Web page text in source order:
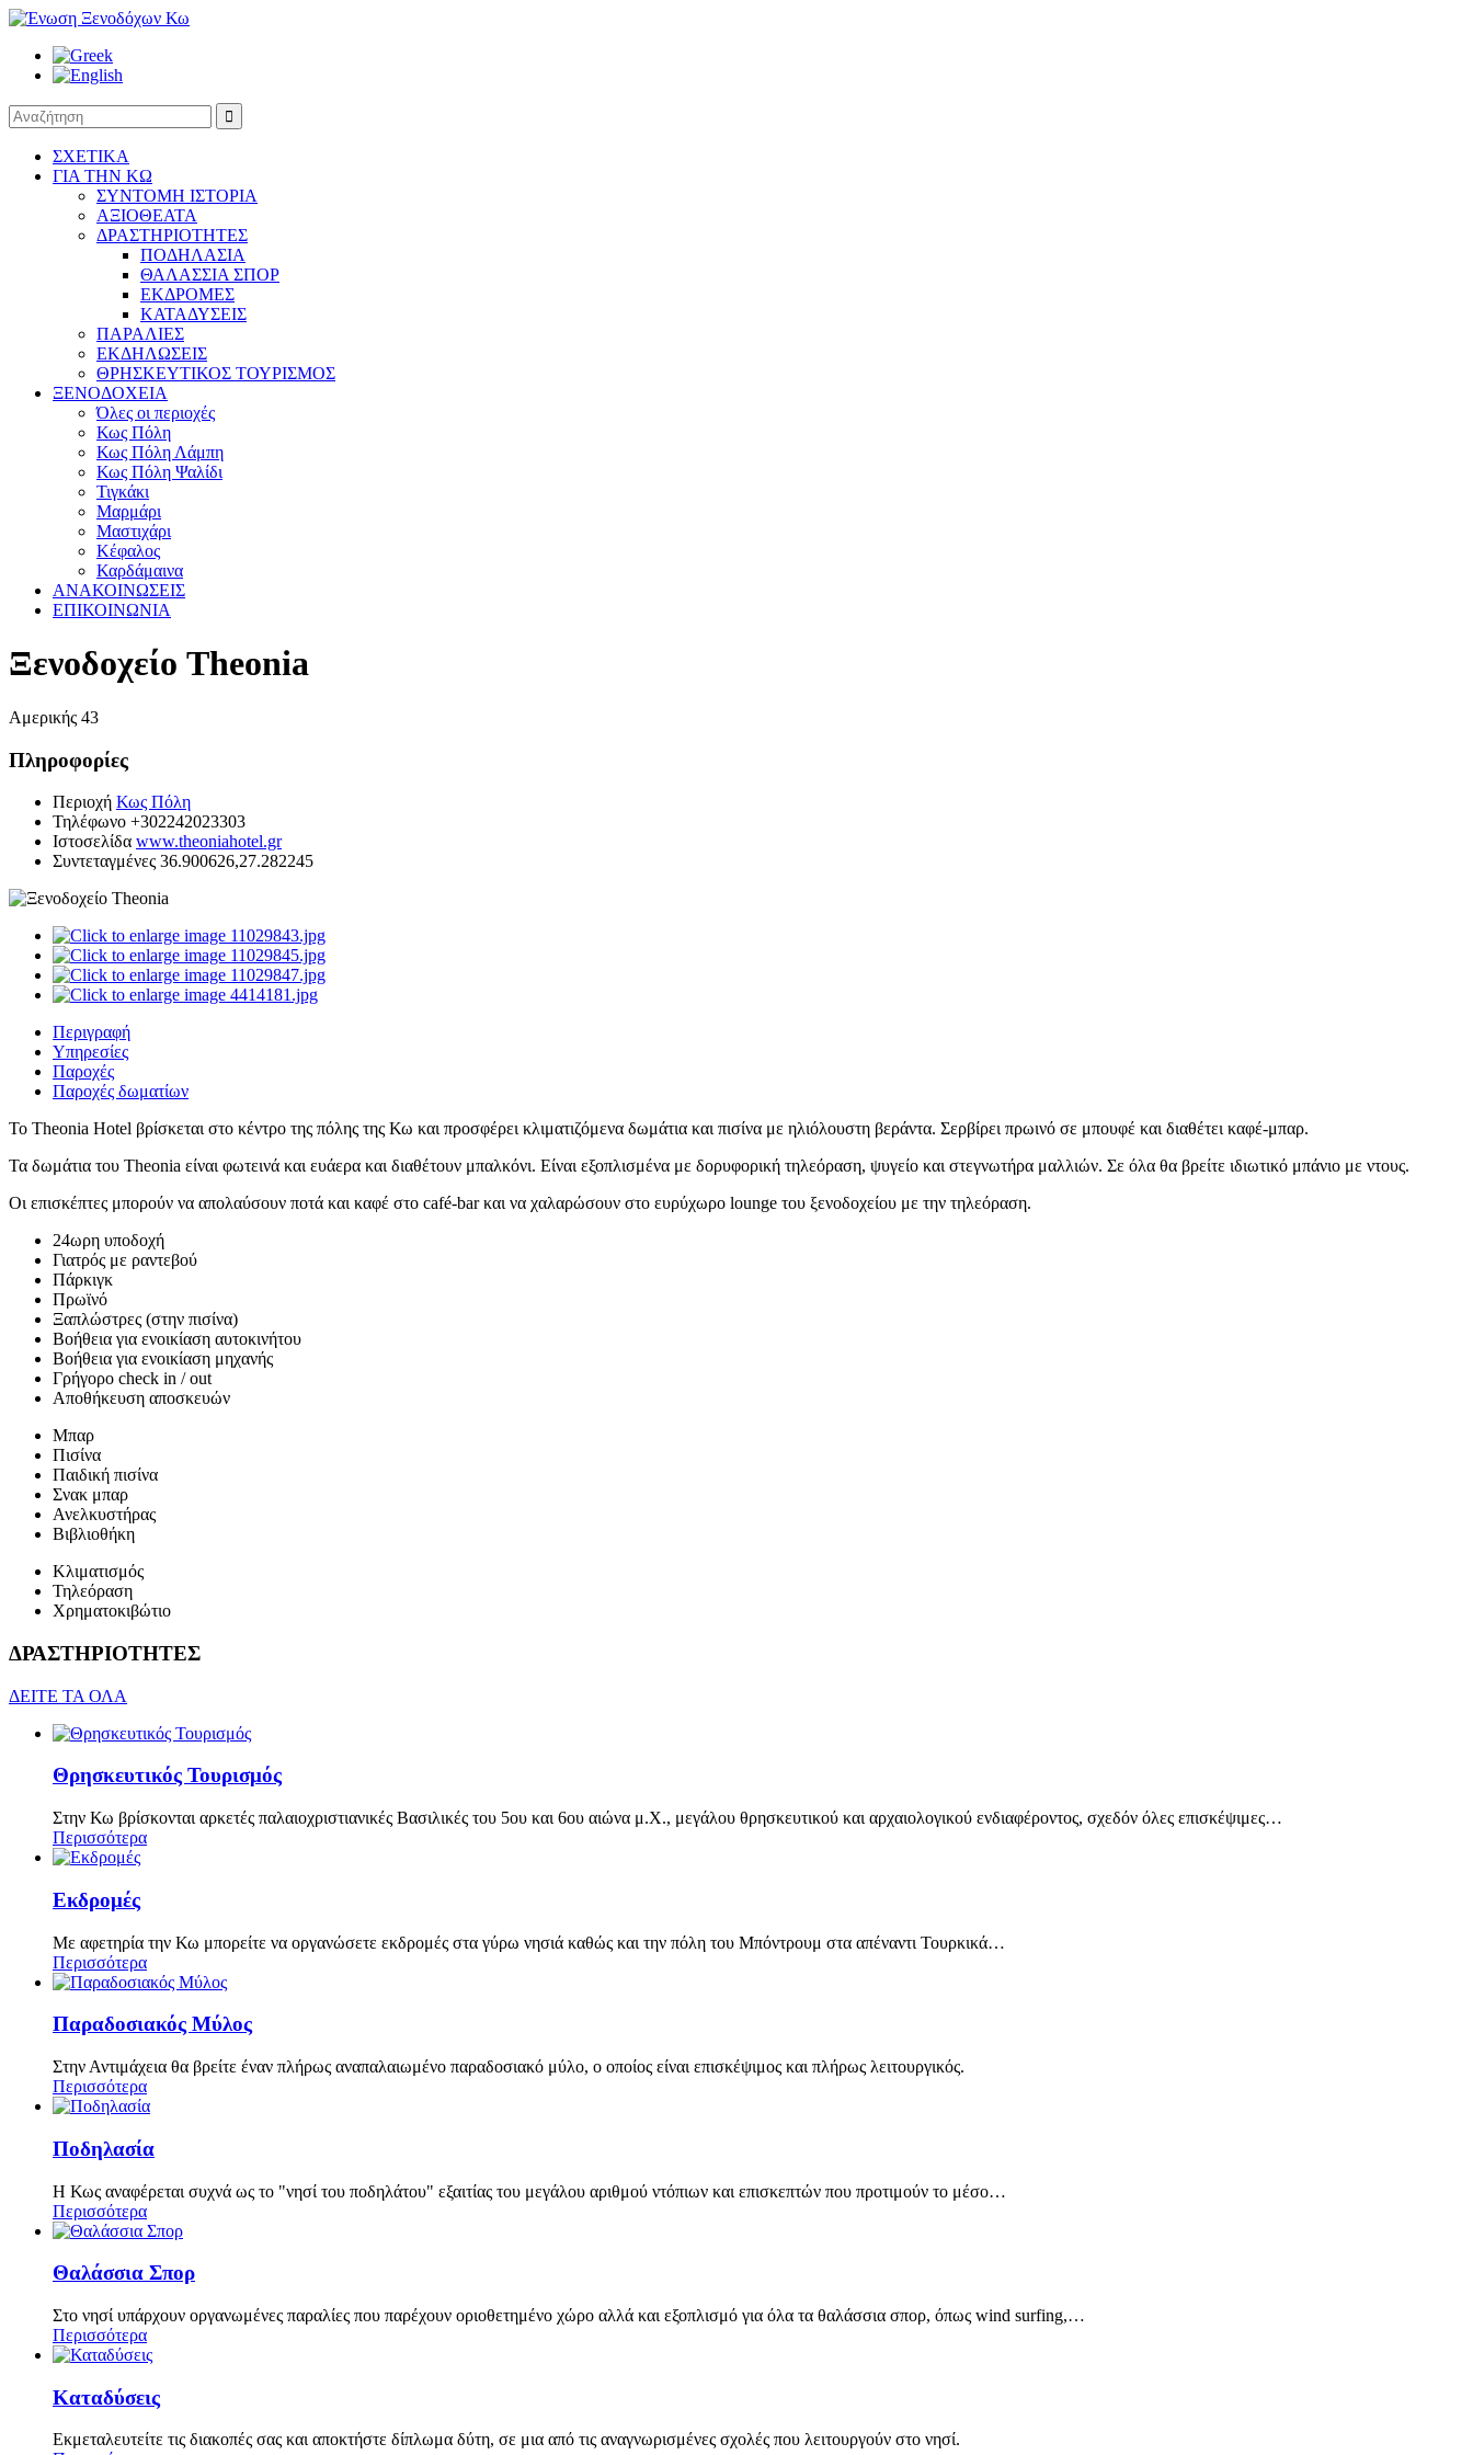

ΣΧΕΤΙΚΑ
ΓΙΑ ΤΗΝ ΚΩ
ΣΥΝΤΟΜΗ ΙΣΤΟΡΙΑ
ΑΞΙΟΘΕΑΤΑ
ΔΡΑΣΤΗΡΙΟΤΗΤΕΣ
ΠΟΔΗΛΑΣΙΑ
ΘΑΛΑΣΣΙΑ ΣΠΟΡ
ΕΚΔΡΟΜΕΣ
ΚΑΤΑΔΥΣΕΙΣ
ΠΑΡΑΛΙΕΣ
ΕΚΔΗΛΩΣΕΙΣ
ΘΡΗΣΚΕΥΤΙΚΟΣ ΤΟΥΡΙΣΜΟΣ
ΞΕΝΟΔΟΧΕΙΑ
Όλες οι περιοχές
Κως Πόλη
Κως Πόλη Λάμπη
Κως Πόλη Ψαλίδι
Τιγκάκι
Μαρμάρι
Μαστιχάρι
Κέφαλος
Καρδάμαινα
ΑΝΑΚΟΙΝΩΣΕΙΣ
ΕΠΙΚΟΙΝΩΝΙΑ
Ξενοδοχείο Theonia
Αμερικής 43
Πληροφορίες
Περιοχή Κως Πόλη
Τηλέφωνο +302242023303
Ιστοσελίδα www.theoniahotel.gr
Συντεταγμένες 36.900626,27.282245
Περιγραφή
Υπηρεσίες
Παροχές
Παροχές δωματίων
Το Theonia Hotel βρίσκεται στο κέντρο της πόλης της Κω και προσφέρει κλιματιζόμενα δωμάτια και πισίνα με ηλιόλουστη βεράντα. Σερβίρει πρωινό σε μπουφέ και διαθέτει καφέ-μπαρ.
Τα δωμάτια του Theonia είναι φωτεινά και ευάερα και διαθέτουν μπαλκόνι. Είναι εξοπλισμένα με δορυφορική τηλεόραση, ψυγείο και στεγνωτήρα μαλλιών. Σε όλα θα βρείτε ιδιωτικό μπάνιο με ντους.
Οι επισκέπτες μπορούν να απολαύσουν ποτά και καφέ στο café-bar και να χαλαρώσουν στο ευρύχωρο lounge του ξενοδοχείου με την τηλεόραση.
24ωρη υποδοχή
Γιατρός με ραντεβού
Πάρκιγκ
Πρωϊνό
Ξαπλώστρες (στην πισίνα)
Βοήθεια για ενοικίαση αυτοκινήτου
Βοήθεια για ενοικίαση μηχανής
Γρήγορο check in / out
Αποθήκευση αποσκευών
Μπαρ
Πισίνα
Παιδική πισίνα
Σνακ μπαρ
Ανελκυστήρας
Βιβλιοθήκη
Κλιματισμός
Τηλεόραση
Χρηματοκιβώτιο
ΔΡΑΣΤΗΡΙΟΤΗΤΕΣ
ΔΕΙΤΕ ΤΑ ΟΛΑ
Θρησκευτικός Τουρισμός
Στην Κω βρίσκονται αρκετές παλαιοχριστιανικές Βασιλικές του 5ου και 6ου αιώνα μ.Χ., μεγάλου θρησκευτικού και αρχαιολογικού ενδιαφέροντος, σχεδόν όλες επισκέψιμες…
Περισσότερα
Εκδρομές
Με αφετηρία την Κω μπορείτε να οργανώσετε εκδρομές στα γύρω νησιά καθώς και την πόλη του Μπόντρουμ στα απέναντι Τουρκικά…
Περισσότερα
Παραδοσιακός Μύλος
Στην Αντιμάχεια θα βρείτε έναν πλήρως αναπαλαιωμένο παραδοσιακό μύλο, ο οποίος είναι επισκέψιμος και πλήρως λειτουργικός.
Περισσότερα
Ποδηλασία
H Κως αναφέρεται συχνά ως το "νησί του ποδηλάτου" εξαιτίας του μεγάλου αριθμού ντόπιων και επισκεπτών που προτιμούν το μέσο…
Περισσότερα
Θαλάσσια Σπορ
Στο νησί υπάρχουν οργανωμένες παραλίες που παρέχουν οριοθετημένο χώρο αλλά και εξοπλισμό για όλα τα θαλάσσια σπορ, όπως wind surfing,…
Περισσότερα
Καταδύσεις
Εκμεταλευτείτε τις διακοπές σας και αποκτήστε δίπλωμα δύτη, σε μια από τις αναγνωρισμένες σχολές που λειτουργούν στο νησί.